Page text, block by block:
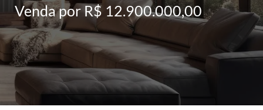
Venda por R$ 12.900.000,00